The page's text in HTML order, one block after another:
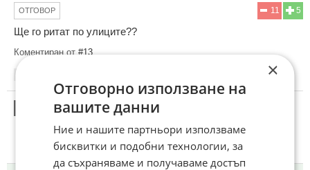
5
11
ОТГОВОР
Ще го ритат по улиците??
Коментиран от#13
Този коментар е премахнат от модератор.
×
Отговорно използване на
вашите данни
Ние и нашите партньори използваме
бисквитки и подобни технологии, за
да съхраняваме и получаваме достъп